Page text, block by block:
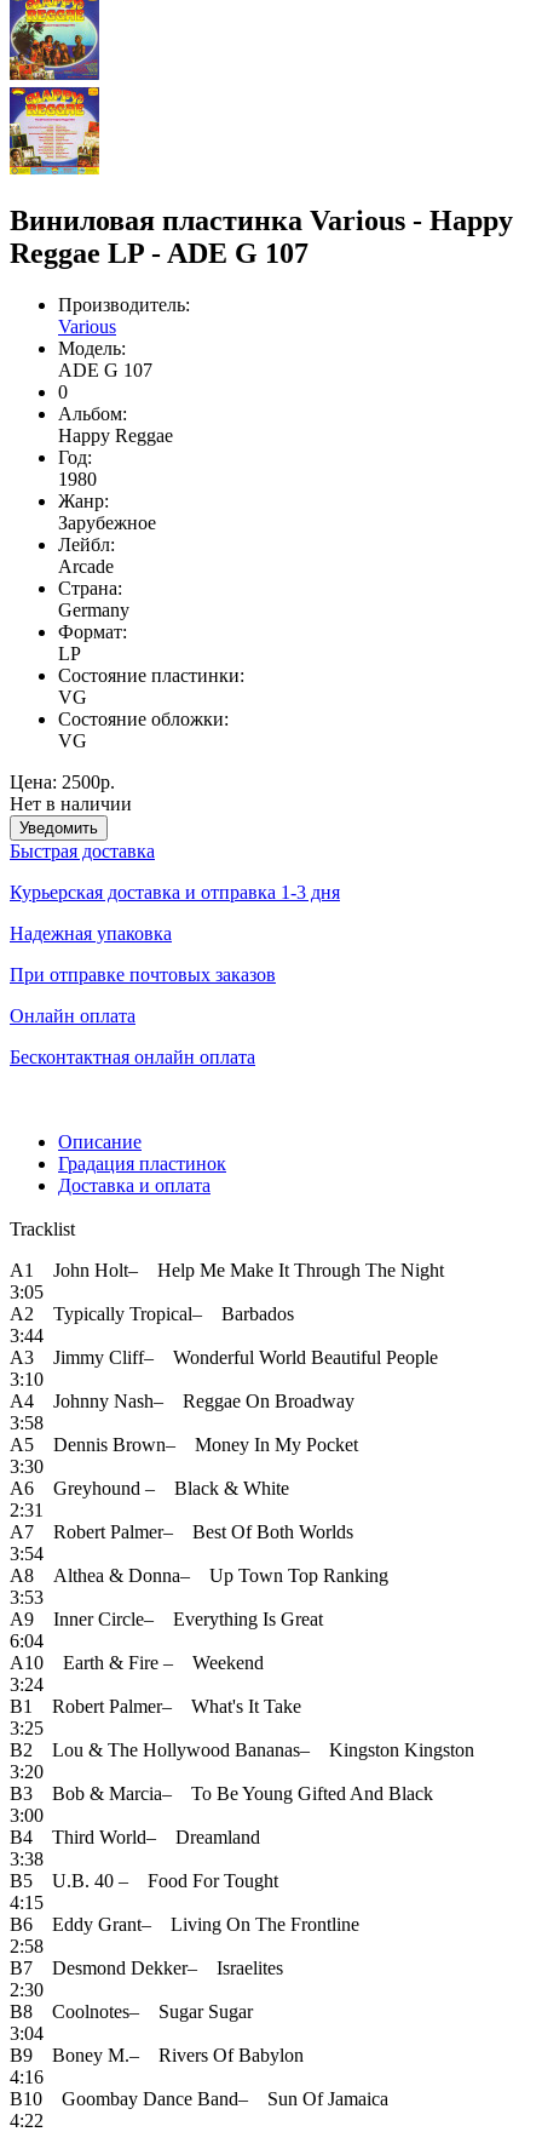
Виниловая пластинка Various - Happy
Reggae LP - ADE G 107
Производитель:
Various
Модель:
ADE G 107
0
Альбом:
Happy Reggae
Год:
1980
Жанр:
Зарубежное
Лейбл:
Arcade
Страна:
Germany
Формат:
LP
Состояние пластинки:
VG
Состояние обложки:
VG
Цена: 2500р.
Нет в наличии
Уведомить
Быстрая доставка
Курьерская доставка и отправка 1-3 дня
Надежная упаковка
При отправке почтовых заказов
Онлайн оплата
Бесконтактная онлайн оплата
Описание
Градация пластинок
Доставка и оплата
Tracklist
A1 John Holt– Help Me Make It Through The Night
3:05
A2 Typically Tropical– Barbados
3:44
A3 Jimmy Cliff– Wonderful World Beautiful People
3:10
A4 Johnny Nash– Reggae On Broadway
3:58
A5 Dennis Brown– Money In My Pocket
3:30
A6 Greyhound – Black & White
2:31
A7 Robert Palmer– Best Of Both Worlds
3:54
A8 Althea & Donna– Up Town Top Ranking
3:53
A9 Inner Circle– Everything Is Great
6:04
A10 Earth & Fire – Weekend
3:24
B1 Robert Palmer– What's It Take
3:25
B2 Lou & The Hollywood Bananas– Kingston Kingston
3:20
B3 Bob & Marcia– To Be Young Gifted And Black
3:00
B4 Third World– Dreamland
3:38
B5 U.B. 40 – Food For Tought
4:15
B6 Eddy Grant– Living On The Frontline
2:58
B7 Desmond Dekker– Israelites
2:30
B8 Coolnotes– Sugar Sugar
3:04
B9 Boney M.– Rivers Of Babylon
4:16
B10 Goombay Dance Band– Sun Of Jamaica
4:22